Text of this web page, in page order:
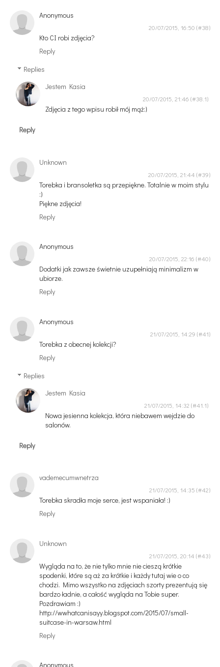
Anonymous
20/07/2015, 16:50
Kto CI robi zdjęcia?
Reply
Replies
Jestem Kasia
20/07/2015, 21:46
Zdjęcia z tego wpisu robił mój mąż:)
Reply
Unknown
20/07/2015, 21:44
Torebka i bransoletka są przepiękne. Totalnie w moim stylu
:)
Piękne zdjęcia!
Reply
Anonymous
20/07/2015, 22:16
Dodatki jak zawsze świetnie uzupełniają minimalizm w
ubiorze.
Reply
Anonymous
21/07/2015, 14:29
Torebka z obecnej kolekcji?
Reply
Replies
Jestem Kasia
21/07/2015, 14:32
Nowa jesienna kolekcja, która niebawem wejdzie do
salonów.
Reply
vademecumwnetrza
21/07/2015, 14:35
Torebka skradła moje serce, jest wspaniała! :)
Reply
Unknown
21/07/2015, 20:14
Wygląda na to, że nie tylko mnie nie cieszą krótkie
spodenki, które są aż za krótkie i każdy tutaj wie o co
chodzi. Mimo wszystko na zdjęciach szorty prezentują się
bardzo ładnie, a całość wygląda na Tobie super.
Pozdrawiam :)
http://wwhatcanisayy.blogspot.com/2015/07/small-
suitcase-in-warsaw.html
Reply
Anonymous